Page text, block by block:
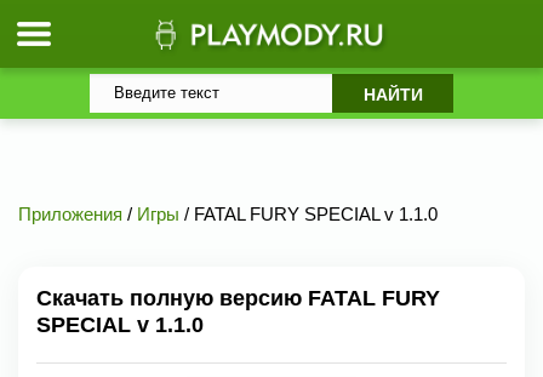
Приложения / Игры / FATAL FURY SPECIAL v 1.1.0
Скачать полную версию FATAL FURY
SPECIAL v 1.1.0